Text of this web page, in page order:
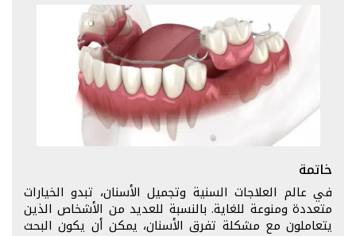
خاتمة
في عالم العلاجات السنية وتجميل الأسنان، تبدو الخيارات
متعددة ومنوعة للغاية. بالنسبة للعديد من الأشخاص الذين
يتعاملون مع مشكلة تفرق الأسنان، يمكن أن يكون البحث